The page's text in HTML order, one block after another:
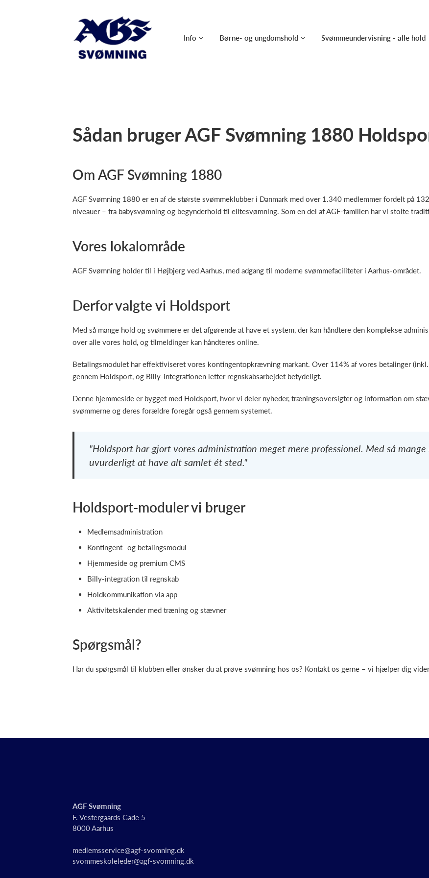
Info Børne- og ungdomshold Svømmeundervisning - alle hold
Sådan bruger AGF Svømning 1880
Om AGF Svømning 1880
AGF Svømning 1880 er en af de største svømmeklubber i Danmark med over 1.340 medlemmer fordelt på
niveauer – fra babysvømning og begynderhold til elitesvømning. Som en del af AGF-familien har vi stolte
Vores lokalområde
AGF Svømning holder til i Højbjerg ved Aarhus, med adgang til moderne svømmefaciliteter i Aarhus-området.
Derfor valgte vi Holdsport
Med så mange hold og svømmere er det afgørende at have et system, der kan håndtere den komplekse
over alle vores hold, og tilmeldinger kan håndteres online.
Betalingsmodulet har effektiviseret vores kontingentopkrævning markant. Over 114% af vores betalinger
gennem Holdsport, og Billy-integrationen letter regnskabsarbejdet betydeligt.
Denne hjemmeside er bygget med Holdsport, hvor vi deler nyheder, træningsoversigter og information om
svømmerne og deres forældre foregår også gennem systemet.
"Holdsport har gjort vores administration meget mere professionel. Med så
uvurderligt at have alt samlet ét sted."
Holdsport-moduler vi bruger
Medlemsadministration
Kontingent- og betalingsmodul
Hjemmeside og premium CMS
Billy-integration til regnskab
Holdkommunikation via app
Aktivitetskalender med træning og stævner
Spørgsmål?
Har du spørgsmål til klubben eller ønsker du at prøve svømning hos os? Kontakt os gerne – vi hjælper dig
AGF Svømning
F. Vestergaards Gade 5
8000 Aarhus
medlemsservice@agf-svomning.dk
svommeskoleleder@agf-svomning.dk